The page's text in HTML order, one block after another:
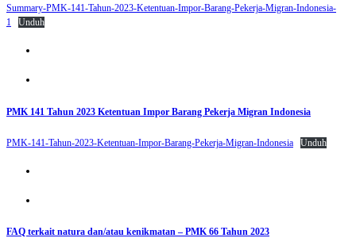
Summary-PMK-141-Tahun-2023-Ketentuan-Impor-Barang-Pekerja-Migran-Indonesia-
1
Unduh
PMK 141 Tahun 2023 Ketentuan Impor Barang Pekerja Migran Indonesia
PMK-141-Tahun-2023-Ketentuan-Impor-Barang-Pekerja-Migran-Indonesia Unduh
FAQ terkait natura dan/atau kenikmatan – PMK 66 Tahun 2023